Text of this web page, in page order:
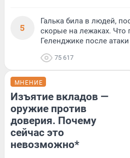
5
Галька била в людей,
скорые на лежаках. Что
Геленджике после
75 617
МНЕНИЕ
Изъятие вкладов —
оружие против
доверия. Почему
сейчас это
невозможно*